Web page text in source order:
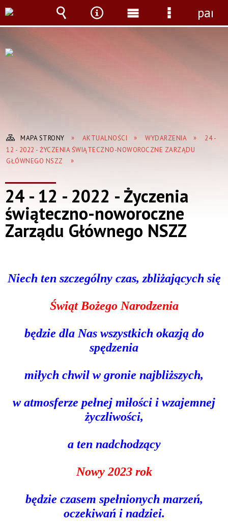
MAPA STRONY AKTUALNOŚCI WYDARZENIA
24 -
12 - 2022 - ŻYCZENIA ŚWIĄTECZNO-NOWOROCZNE ZARZĄDU
GŁÓWNEGO NSZZ
24 - 12 - 2022 - Życzenia
świąteczno-noworoczne
Zarządu Głównego NSZZ
Niech ten szczególny czas, zbliżających się
Świąt Bożego Narodzenia
będzie dla Nas wszystkich okazją do
spędzenia
miłych chwil w gronie najbliższych,
w atmosferze pełnej miłości i wzajemnej
życzliwości,
a ten nadchodzący
Nowy 2023 rok
będzie czasem spełnionych marzeń,
oczekiwań i nadziei.
Wyszukiwarka
Narzędzia
Menu
główne
Menu
panel